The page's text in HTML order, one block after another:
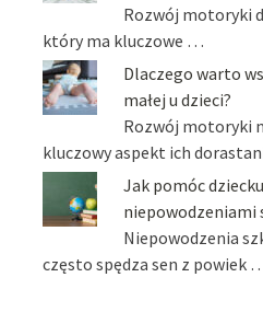
Rozwój motoryki
który ma kluczowe …
Dlaczego warto
małej u dzieci?
Rozwój motoryki
kluczowy aspekt ich
Jak pomóc
niepowodzeniami
Niepowodzenia
często spędza sen z powiek